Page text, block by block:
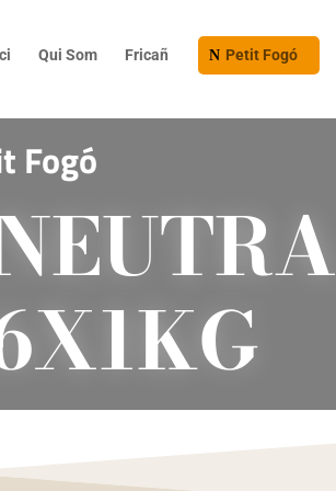
Qui Som Fricañ Petit Fogó
Fogó